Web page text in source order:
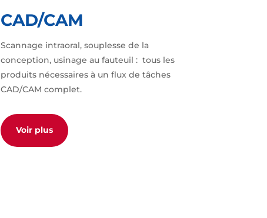
CAD/CAM
Scannage intraoral, souplesse de la
conception, usinage au fauteuil : tous les
produits nécessaires à un flux de tâches
CAD/CAM complet.
Voir plus